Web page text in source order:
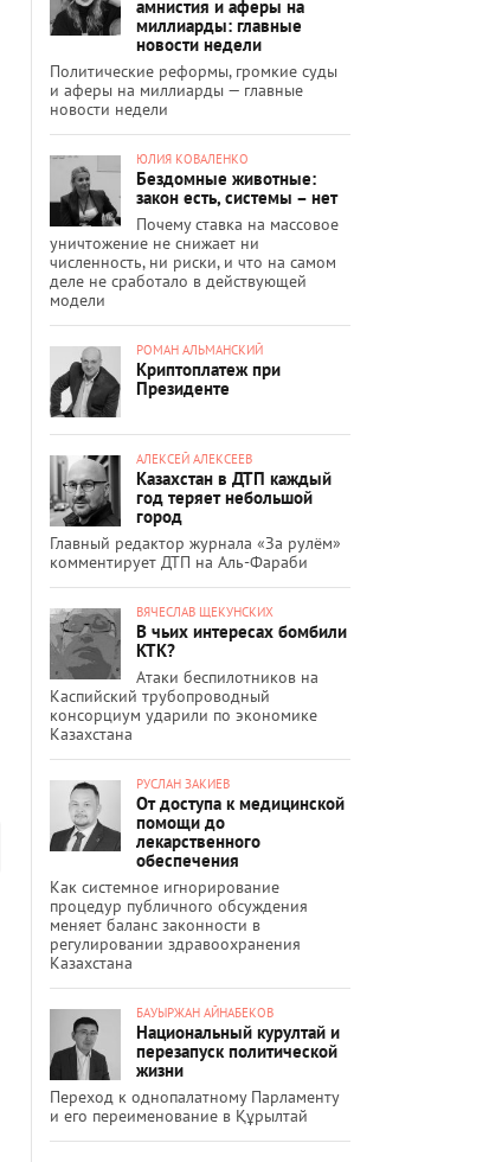
амнистия и аферы на
миллиарды: главные
новости недели
Политические реформы, громкие суды
и аферы на миллиарды — главные
новости недели
ЮЛИЯ КОВАЛЕНКО
Бездомные животные:
закон есть, системы – нет
Почему ставка на массовое
уничтожение не снижает ни
численность, ни риски, и что на самом
деле не сработало в действующей
модели
РОМАН АЛЬМАНСКИЙ
Криптоплатеж при
Президенте
АЛЕКСЕЙ АЛЕКСЕЕВ
Казахстан в ДТП каждый
год теряет небольшой
город
Главный редактор журнала «За рулём»
комментирует ДТП на Аль-Фараби
ВЯЧЕСЛАВ ЩЕКУНСКИХ
В чьих интересах бомбили
КТК?
Атаки беспилотников на
Каспийский трубопроводный
консорциум ударили по экономике
Казахстана
РУСЛАН ЗАКИЕВ
От доступа к медицинской
помощи до
лекарственного
обеспечения
Как системное игнорирование
процедур публичного обсуждения
меняет баланс законности в
регулировании здравоохранения
Казахстана
БАУЫРЖАН АЙНАБЕКОВ
Национальный курултай и
перезапуск политической
жизни
Переход к однопалатному Парламенту
и его переименование в Құрылтай